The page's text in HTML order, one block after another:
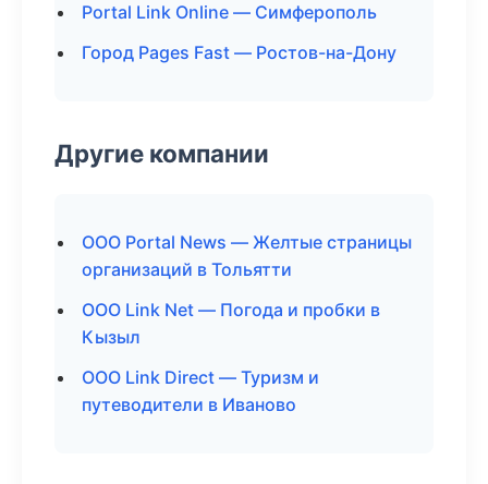
Portal Link Online — Симферополь
Город Pages Fast — Ростов-на-Дону
Другие компании
ООО Portal News — Желтые страницы
организаций в Тольятти
ООО Link Net — Погода и пробки в
Кызыл
ООО Link Direct — Туризм и
путеводители в Иваново